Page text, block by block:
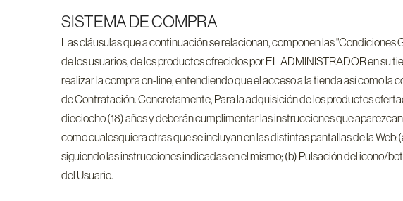
SISTEMA DE COMPRA
Las cláusulas que a continuación se relacionan, componen las
de los usuarios, de los productos ofrecidos por EL ADMINISTRADOR en su
realizar la compra on-line, entendiendo que el acceso a la tienda así como
de Contratación. Concretamente, Para la adquisición de los productos
dieciocho (18) años y deberán cumplimentar las instrucciones que
como cualesquiera otras que se incluyan en las distintas pantallas de la
siguiendo las instrucciones indicadas en el mismo; (b) Pulsación del icono/
del Usuario.